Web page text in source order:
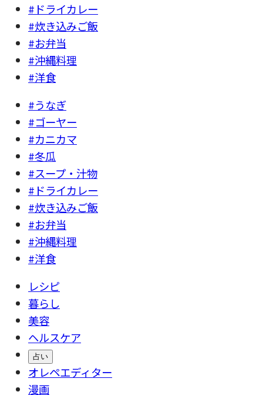
#ドライカレー
#炊き込みご飯
#お弁当
#沖縄料理
#洋食
#うなぎ
#ゴーヤー
#カニカマ
#冬瓜
#スープ・汁物
#ドライカレー
#炊き込みご飯
#お弁当
#沖縄料理
#洋食
レシピ
暮らし
美容
ヘルスケア
占い
オレペエディター
漫画